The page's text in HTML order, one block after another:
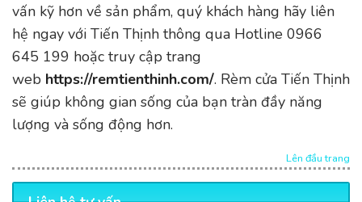
vấn kỹ hơn về sản phẩm, quý khách hàng hãy liên
hệ ngay với Tiến Thịnh thông qua Hotline 0966
645 199 hoặc truy cập trang
web https://remtienthinh.com/. Rèm cửa Tiến Thịnh
sẽ giúp không gian sống của bạn tràn đầy năng
lượng và sống động hơn.
Lên đầu trang